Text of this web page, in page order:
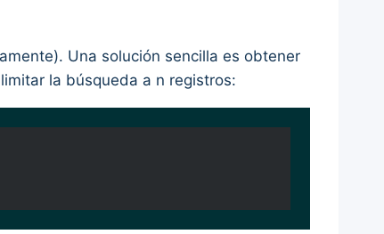
Una solución sencilla es obtener
la búsqueda a n registros: